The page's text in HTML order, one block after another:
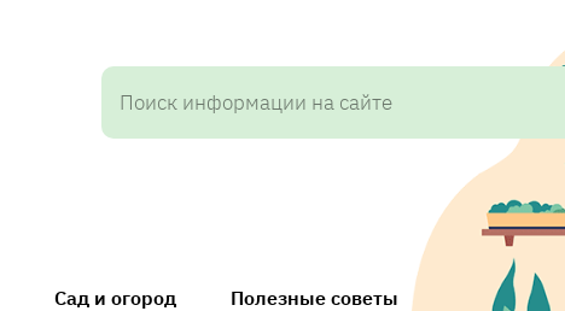
Сад и огород Полезные советы